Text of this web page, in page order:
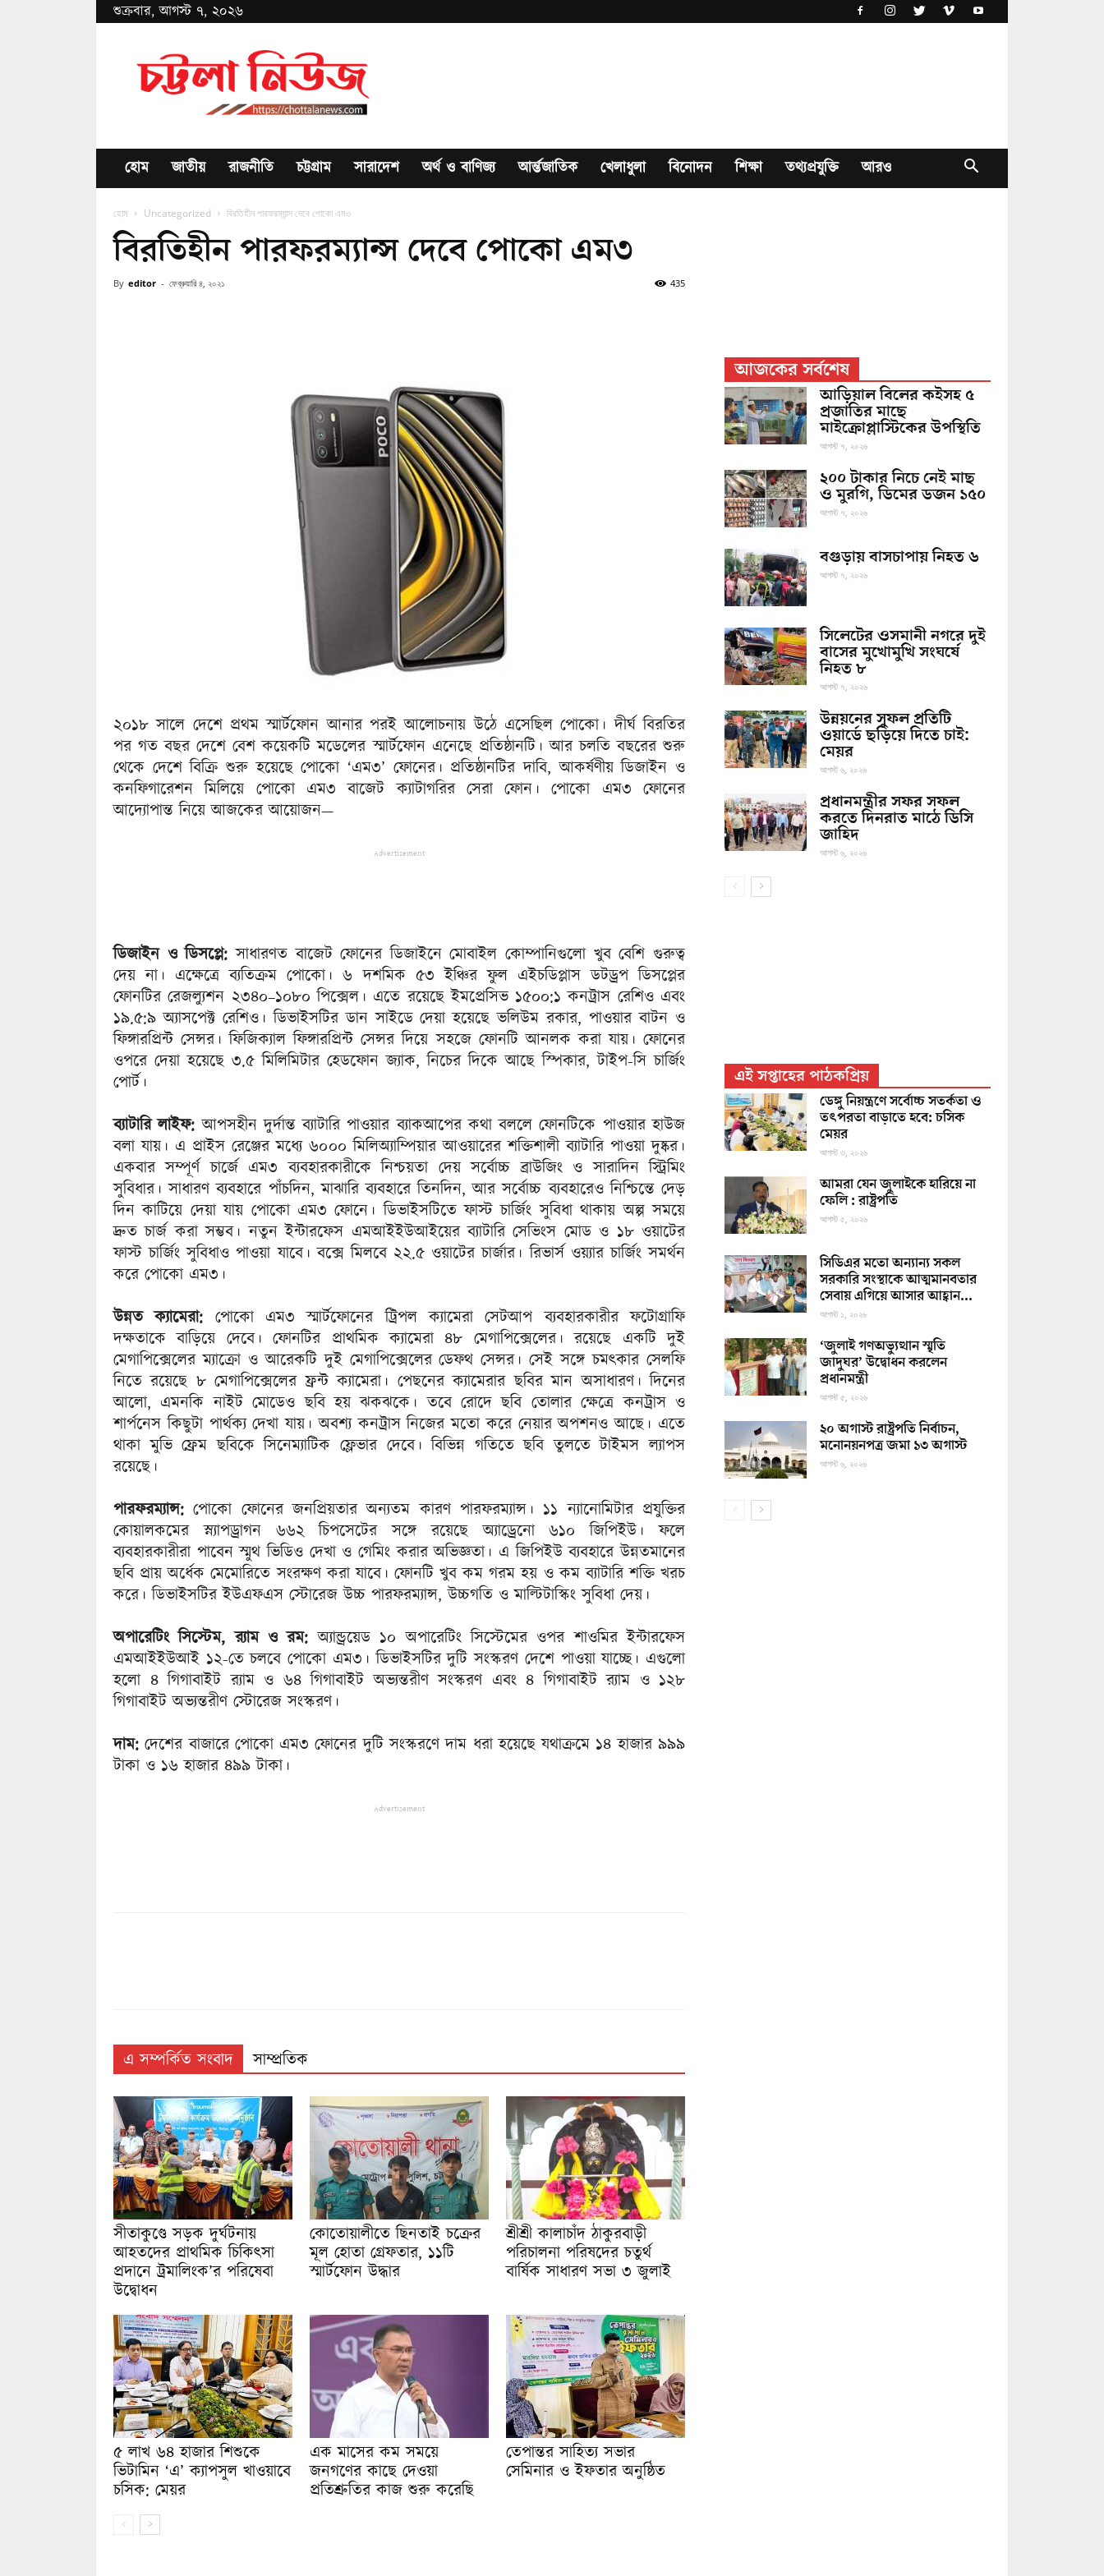
শুক্রবার, আগস্ট ৭, ২০২৬
Chottala
News
হোম জাতীয় রাজনীতি চট্টগ্রাম সারাদেশ অর্থ ও বাণিজ্য আর্ন্তজাতিক খেলাধুলা বিনোদন শিক্ষা তথ্যপ্রযুক্তি আরও
হোম Uncategorized বিরতিহীন পারফরম্যান্স দেবে পোকো এম৩
বিরতিহীন পারফরম্যান্স দেবে পোকো এম৩
By editor - ফেব্রুয়ারি ৪, ২০২১ 435
২০১৮ সালে দেশে প্রথম স্মার্টফোন আনার পরই আলোচনায় উঠে এসেছিল পোকো। দীর্ঘ বিরতির
পর গত বছর দেশে বেশ কয়েকটি মডেলের স্মার্টফোন এনেছে প্রতিষ্ঠানটি। আর চলতি বছরের শুরু
থেকে দেশে বিক্রি শুরু হয়েছে পোকো ‘এম৩’ ফোনের। প্রতিষ্ঠানটির দাবি, আকর্ষণীয় ডিজাইন ও
কনফিগারেশন মিলিয়ে পোকো এম৩ বাজেট ক্যাটাগরির সেরা ফোন। পোকো এম৩ ফোনের
আদ্যোপান্ত নিয়ে আজকের আয়োজন—
Advertisement
ডিজাইন ও ডিসপ্লে: সাধারণত বাজেট ফোনের ডিজাইনে মোবাইল কোম্পানিগুলো খুব বেশি গুরুত্ব
দেয় না। এক্ষেত্রে ব্যতিক্রম পোকো। ৬ দশমিক ৫৩ ইঞ্চির ফুল এইচডিপ্লাস ডটড্রপ ডিসপ্লের
ফোনটির রেজল্যুশন ২৩৪০–১০৮০ পিক্সেল। এতে রয়েছে ইমপ্রেসিভ ১৫০০:১ কনট্রাস রেশিও এবং
১৯.৫:৯ অ্যাসপেক্ট রেশিও। ডিভাইসটির ডান সাইডে দেয়া হয়েছে ভলিউম রকার, পাওয়ার বাটন ও
ফিঙ্গারপ্রিন্ট সেন্সর। ফিজিক্যাল ফিঙ্গারপ্রিন্ট সেন্সর দিয়ে সহজে ফোনটি আনলক করা যায়। ফোনের
ওপরে দেয়া হয়েছে ৩.৫ মিলিমিটার হেডফোন জ্যাক, নিচের দিকে আছে স্পিকার, টাইপ-সি চার্জিং
পোর্ট।
ব্যাটারি লাইফ: আপসহীন দুর্দান্ত ব্যাটারি পাওয়ার ব্যাকআপের কথা বললে ফোনটিকে পাওয়ার হাউজ
বলা যায়। এ প্রাইস রেঞ্জের মধ্যে ৬০০০ মিলিঅ্যাম্পিয়ার আওয়ারের শক্তিশালী ব্যাটারি পাওয়া দুষ্কর।
একবার সম্পূর্ণ চার্জে এম৩ ব্যবহারকারীকে নিশ্চয়তা দেয় সর্বোচ্চ ব্রাউজিং ও সারাদিন স্ট্রিমিং
সুবিধার। সাধারণ ব্যবহারে পাঁচদিন, মাঝারি ব্যবহারে তিনদিন, আর সর্বোচ্চ ব্যবহারেও নিশ্চিন্তে দেড়
দিন কাটিয়ে দেয়া যায় পোকো এম৩ ফোনে। ডিভাইসটিতে ফাস্ট চার্জিং সুবিধা থাকায় অল্প সময়ে
দ্রুত চার্জ করা সম্ভব। নতুন ইন্টারফেস এমআইইউআইয়ের ব্যাটারি সেভিংস মোড ও ১৮ ওয়াটের
ফাস্ট চার্জিং সুবিধাও পাওয়া যাবে। বক্সে মিলবে ২২.৫ ওয়াটের চার্জার। রিভার্স ওয়্যার চার্জিং সমর্থন
করে পোকো এম৩।
উন্নত ক্যামেরা: পোকো এম৩ স্মার্টফোনের ট্রিপল ক্যামেরা সেটআপ ব্যবহারকারীর ফটোগ্রাফি
দক্ষতাকে বাড়িয়ে দেবে। ফোনটির প্রাথমিক ক্যামেরা ৪৮ মেগাপিক্সেলের। রয়েছে একটি দুই
মেগাপিক্সেলের ম্যাক্রো ও আরেকটি দুই মেগাপিক্সেলের ডেফথ সেন্সর। সেই সঙ্গে চমত্কার সেলফি
নিতে রয়েছে ৮ মেগাপিক্সেলের ফ্রন্ট ক্যামেরা। পেছনের ক্যামেরার ছবির মান অসাধারণ। দিনের
আলো, এমনকি নাইট মোডেও ছবি হয় ঝকঝকে। তবে রোদে ছবি তোলার ক্ষেত্রে কনট্রাস ও
শার্পনেস কিছুটা পার্থক্য দেখা যায়। অবশ্য কনট্রাস নিজের মতো করে নেয়ার অপশনও আছে। এতে
থাকা মুভি ফ্রেম ছবিকে সিনেম্যাটিক ফ্লেভার দেবে। বিভিন্ন গতিতে ছবি তুলতে টাইমস ল্যাপস
রয়েছে।
পারফরম্যান্স: পোকো ফোনের জনপ্রিয়তার অন্যতম কারণ পারফরম্যান্স। ১১ ন্যানোমিটার প্রযুক্তির
কোয়ালকমের স্ন্যাপড্রাগন ৬৬২ চিপসেটের সঙ্গে রয়েছে অ্যাড্রেনো ৬১০ জিপিইউ। ফলে
ব্যবহারকারীরা পাবেন স্মুথ ভিডিও দেখা ও গেমিং করার অভিজ্ঞতা। এ জিপিইউ ব্যবহারে উন্নতমানের
ছবি প্রায় অর্ধেক মেমোরিতে সংরক্ষণ করা যাবে। ফোনটি খুব কম গরম হয় ও কম ব্যাটারি শক্তি খরচ
করে। ডিভাইসটির ইউএফএস স্টোরেজ উচ্চ পারফরম্যান্স, উচ্চগতি ও মাল্টিটাস্কিং সুবিধা দেয়।
অপারেটিং সিস্টেম, র‌্যাম ও রম: অ্যান্ড্রয়েড ১০ অপারেটিং সিস্টেমের ওপর শাওমির ইন্টারফেস
এমআইইউআই ১২-তে চলবে পোকো এম৩। ডিভাইসটির দুটি সংস্করণ দেশে পাওয়া যাচ্ছে। এগুলো
হলো ৪ গিগাবাইট র‌্যাম ও ৬৪ গিগাবাইট অভ্যন্তরীণ সংস্করণ এবং ৪ গিগাবাইট র‌্যাম ও ১২৮
গিগাবাইট অভ্যন্তরীণ স্টোরেজ সংস্করণ।
দাম: দেশের বাজারে পোকো এম৩ ফোনের দুটি সংস্করণে দাম ধরা হয়েছে যথাক্রমে ১৪ হাজার ৯৯৯
টাকা ও ১৬ হাজার ৪৯৯ টাকা।
Advertisement
এ সম্পর্কিত সংবাদ সাম্প্রতিক
সীতাকুণ্ডে সড়ক দুর্ঘটনায়
আহতদের প্রাথমিক চিকিৎসা
প্রদানে ট্রমালিংক’র পরিষেবা
উদ্বোধন
কোতোয়ালীতে ছিনতাই চক্রের
মূল হোতা গ্রেফতার, ১১টি
স্মার্টফোন উদ্ধার
শ্রীশ্রী কালাচাঁদ ঠাকুরবাড়ী
পরিচালনা পরিষদের চতুর্থ
বার্ষিক সাধারণ সভা ৩ জুলাই
৫ লাখ ৬৪ হাজার শিশুকে
ভিটামিন ‘এ’ ক্যাপসুল খাওয়াবে
চসিক: মেয়র
এক মাসের কম সময়ে
জনগণের কাছে দেওয়া
প্রতিশ্রুতির কাজ শুরু করেছি
তেপান্তর সাহিত্য সভার
সেমিনার ও ইফতার অনুষ্ঠিত
আজকের সর্বশেষ
আড়িয়াল বিলের কইসহ ৫
প্রজাতির মাছে
মাইক্রোপ্লাস্টিকের উপস্থিতি
আগস্ট ৭, ২০২৬
২০০ টাকার নিচে নেই মাছ
ও মুরগি, ডিমের ডজন ১৫০
আগস্ট ৭, ২০২৬
বগুড়ায় বাসচাপায় নিহত ৬
আগস্ট ৭, ২০২৬
সিলেটের ওসমানী নগরে দুই
বাসের মুখোমুখি সংঘর্ষে
নিহত ৮
আগস্ট ৭, ২০২৬
উন্নয়নের সুফল প্রতিটি
ওয়ার্ডে ছড়িয়ে দিতে চাই:
মেয়র
আগস্ট ৬, ২০২৬
প্রধানমন্ত্রীর সফর সফল
করতে দিনরাত মাঠে ডিসি
জাহিদ
আগস্ট ৬, ২০২৬
এই সপ্তাহের পাঠকপ্রিয়
ডেঙ্গু নিয়ন্ত্রণে সর্বোচ্চ সতর্কতা ও
তৎপরতা বাড়াতে হবে: চসিক
মেয়র
আগস্ট ৩, ২০২৬
আমরা যেন জুলাইকে হারিয়ে না
ফেলি : রাষ্ট্রপতি
আগস্ট ৫, ২০২৬
সিডিএর মতো অন্যান্য সকল
সরকারি সংস্থাকে আত্মমানবতার
সেবায় এগিয়ে আসার আহ্বান...
আগস্ট ১, ২০২৬
‘জুলাই গণঅভ্যুত্থান স্মৃতি
জাদুঘর’ উদ্বোধন করলেন
প্রধানমন্ত্রী
আগস্ট ৫, ২০২৬
২০ অগাস্ট রাষ্ট্রপতি নির্বাচন,
মনোনয়নপত্র জমা ১৩ অগাস্ট
আগস্ট ৬, ২০২৬